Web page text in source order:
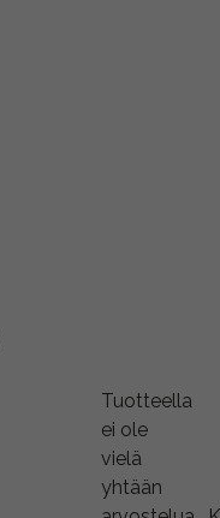
Tuotteella
ei ole
vielä
yhtään